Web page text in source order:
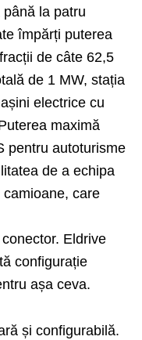
la patru
împărți puterea
de câte 62,5
de 1 MW, stația
electrice cu
maximă
pentru autoturisme
de a echipa
care
Eldrive
configurație
așa ceva.
și configurabilă.